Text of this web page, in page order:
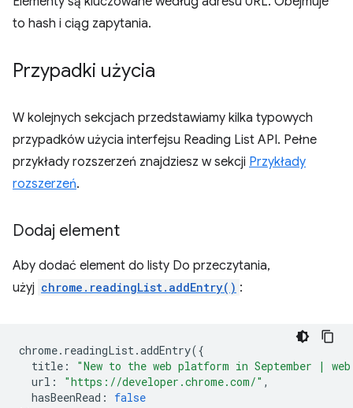
to hash i ciąg zapytania.
Przypadki użycia
W kolejnych sekcjach przedstawiamy kilka typowych
przypadków użycia interfejsu Reading List API. Pełne
przykłady rozszerzeń znajdziesz w sekcji Przykłady
rozszerzeń.
Dodaj element
Aby dodać element do listy Do przeczytania,
użyj chrome.readingList.addEntry() :
chrome. readingList .addEntry({
title :
"New to the web platform in September |
url : "https://developer.chrome.com/" ,
hasBeenRead :
false